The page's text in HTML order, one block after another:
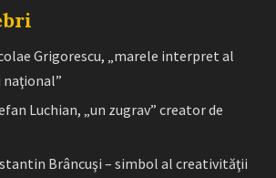
Grigorescu, „marele interpret al
Luchian, „un zugrav” creator de
Brâncuşi – simbol al creativităţii